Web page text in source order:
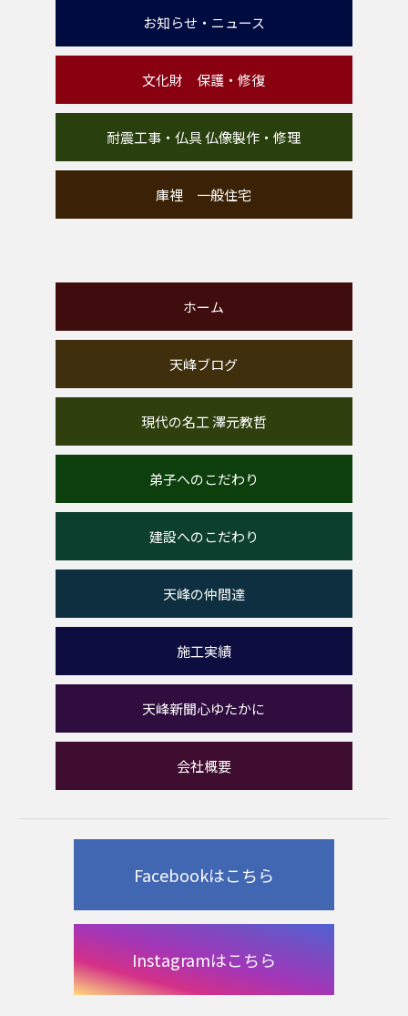
お知らせ・ニュース
文化財 保護・修復
耐震工事・仏具 仏像製作・修理
庫裡 一般住宅
ホーム
天峰ブログ
現代の名工 澤元教哲
弟子へのこだわり
建設へのこだわり
天峰の仲間達
施工実績
天峰新聞心ゆたかに
会社概要
Facebookはこちら
Instagramはこちら